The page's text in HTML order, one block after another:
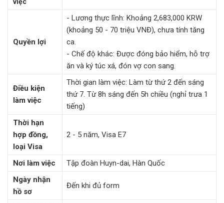
việc
Quyền lợi
- Lương thực lĩnh: Khoảng 2,683,000 KRW
(khoảng 50 - 70 triệu VNĐ), chưa tính tăng
ca.
- Chế độ khác: Được đóng bảo hiểm, hỗ trợ
ăn và ký túc xá, đón vợ con sang.
Điều kiện
làm việc
Thời gian làm việc: Làm từ thứ 2 đến sáng
thứ 7. Từ 8h sáng đến 5h chiều (nghỉ trưa 1
tiếng)
Thời hạn
hợp đồng,
loại Visa
2 - 5 năm, Visa E7
Nơi làm việc
Tập đoàn Huyn-dai, Hàn Quốc
Ngày nhận
hồ sơ
Đến khi đủ form